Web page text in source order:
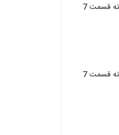
دانلود سالهای دور از خانه قسمت 7
دانلود سالهای دور از خانه قسمت 7